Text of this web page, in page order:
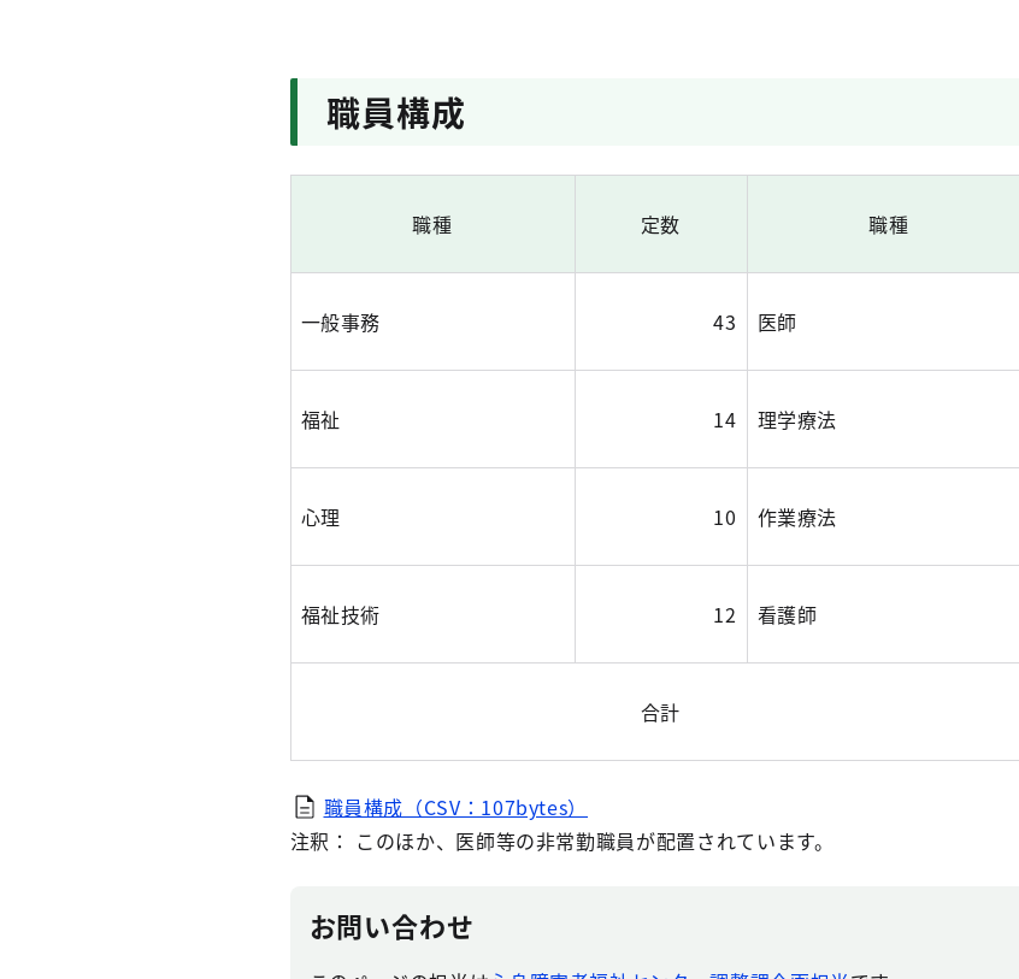
職員構成
職種 定数 職種
一般事務 43 医師
福祉 14 理学療法
心理 10 作業療法
福祉技術 12 看護師
合計
職員構成（CSV：107bytes）
注釈： このほか、医師等の非常勤職員が配置されています。
お問い合わせ